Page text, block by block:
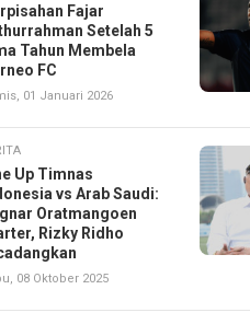
Fajar
Setelah 5
Tahun Membela
FC
01 Januari 2026
Up Timnas
vs Arab Saudi:
Oratmangoen
Rizky Ridho
08 Oktober 2025